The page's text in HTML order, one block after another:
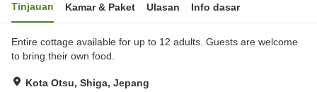
Tinjauan Kamar & Paket Ulasan Info dasar
Entire cottage available for up to 12 adults. Guests are welcome
to bring their own food.
Kota Otsu, Shiga, Jepang